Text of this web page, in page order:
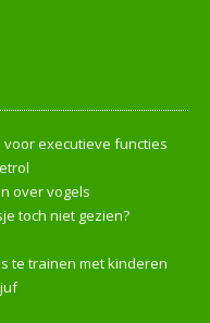
voor executieve functies
over vogels
toch niet gezien?
te trainen met kinderen